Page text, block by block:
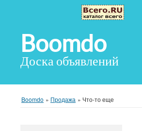
Boomdo
Доска объявлений
Boomdo » Продажа » Что-то еще